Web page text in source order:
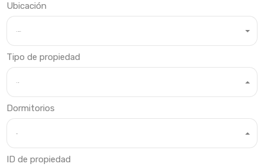
Ubicación
Tipo de propiedad
Dormitorios
ID de propiedad